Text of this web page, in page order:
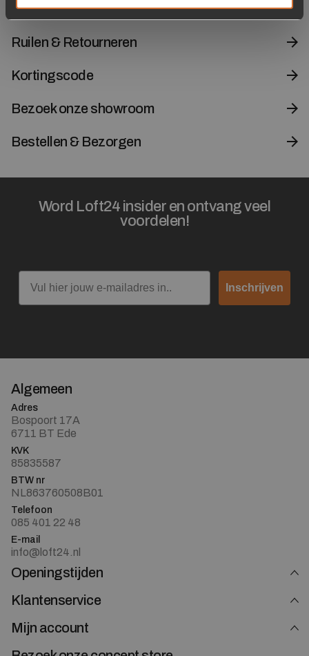
Klantenservice
Ruilen & Retourneren
Kortingscode
Bezoek onze showroom
Bestellen & Bezorgen
Word Loft24 insider en ontvang veel
voordelen!
Email
Inschrijven
Algemeen
Adres
Bospoort 17A
6711 BT Ede
KVK
85835587
BTW nr
NL863760508B01
Telefoon
085 401 22 48
E-mail
info@loft24.nl
Openingstijden
Klantenservice
Mijn account